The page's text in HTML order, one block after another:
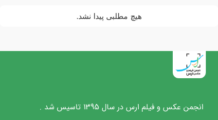
هیچ مطلبی پیدا نشد.
انجمن عکس و فیلم ارس در سال 1395 تاسیس شد .